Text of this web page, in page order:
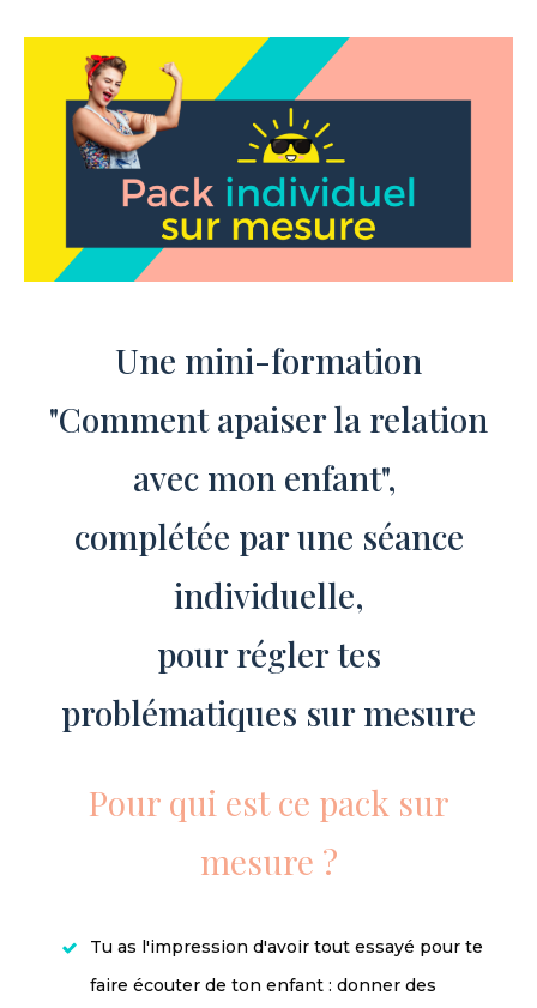
Une mini-formation
"Comment apaiser la relation
avec mon enfant",
complétée par une séance
individuelle,
pour régler tes
problématiques sur mesure
Pour qui est ce pack sur
mesure ?
Tu as l'impression d'avoir tout essayé pour te
faire écouter de ton enfant : donner des